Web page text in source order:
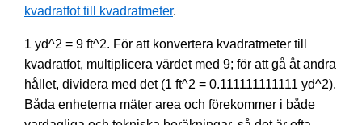
kvadratfot till kvadratmeter.
1 yd^2 = 9 ft^2. För att konvertera kvadratmeter till
kvadratfot, multiplicera värdet med 9; för att gå åt andra
hållet, dividera med det (1 ft^2 = 0.111111111111 yd^2).
Båda enheterna mäter area och förekommer i både